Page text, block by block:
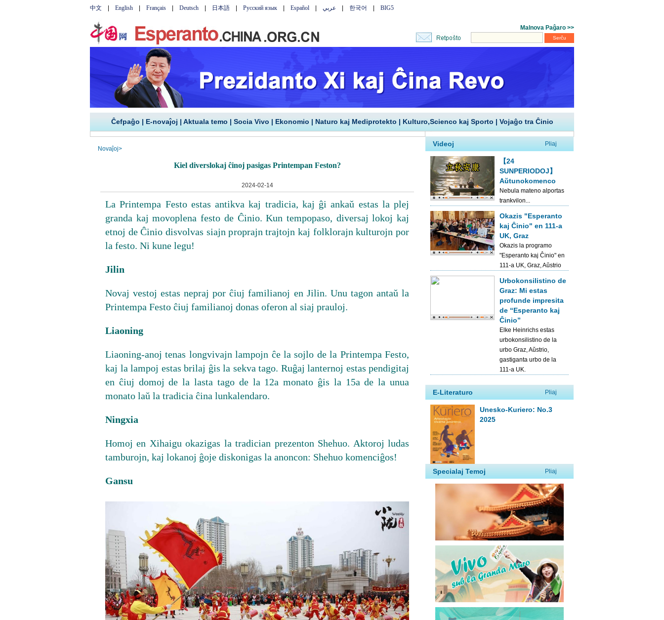
Ĉefpaĝo | E-novaĵoj | Aktuala temo | Socia Vivo | Ekonomio | Naturo kaj Mediprotekto | Kulturo,Scienco kaj Sporto | Vojaĝo tra Ĉinio
Novaĵoj>
Kiel diverslokaj ĉinoj pasigas Printempan Feston?
2024-02-14
La Printempa Festo estas antikva kaj tradicia, kaj ĝi ankaŭ estas la plej
granda kaj movoplena festo de Ĉinio. Kun tempopaso, diversaj lokoj kaj
etnoj de Ĉinio disvolvas siajn proprajn trajtojn kaj folklorajn kulturojn por
la festo. Ni kune legu!
Jilin
Novaj vestoj estas nepraj por ĉiuj familianoj en Jilin. Unu tagon antaŭ la
Printempa Festo ĉiuj familianoj donas oferon al siaj prauloj.
Liaoning
Liaoning-anoj tenas longvivajn lampojn ĉe la sojlo de la Printempa Festo,
kaj la lampoj estas brilaj ĝis la sekva tago. Ruĝaj lanternoj estas pendigitaj
en ĉiuj domoj de la lasta tago de la 12a monato ĝis la 15a de la unua
monato laŭ la tradicia ĉina lunkalendaro.
Ningxia
Homoj en Xihaigu okazigas la tradician prezenton Shehuo. Aktoroj ludas
tamburojn, kaj lokanoj ĝoje diskonigas la anoncon: Shehuo komenciĝos!
Gansu